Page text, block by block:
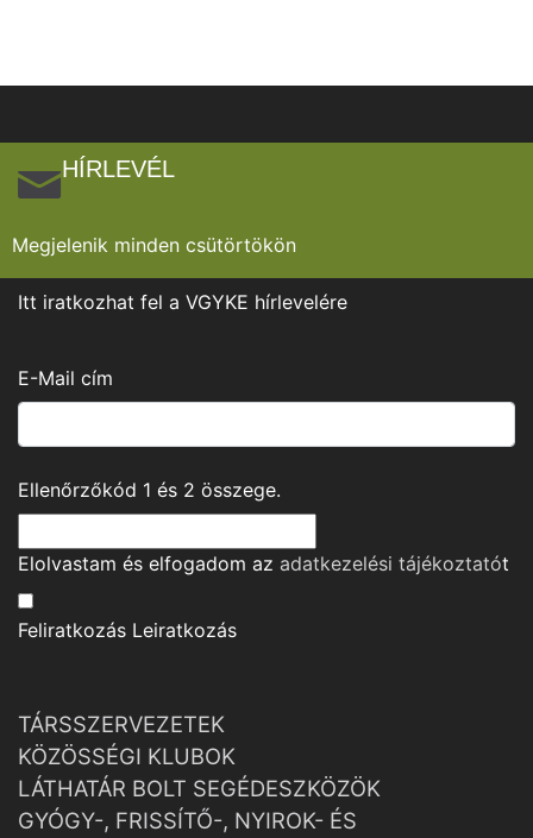
HÍRLEVÉL
Megjelenik minden csütörtökön
Itt iratkozhat fel a VGYKE hírlevelére
E-Mail cím
Ellenőrzőkód 1 és 2 összege.
Elolvastam és elfogadom az adatkezelési tájékoztatót
Feliratkozás Leiratkozás
TÁRSSZERVEZETEK
KÖZÖSSÉGI KLUBOK
LÁTHATÁR BOLT SEGÉDESZKÖZÖK
GYÓGY-, FRISSÍTŐ-, NYIROK- ÉS